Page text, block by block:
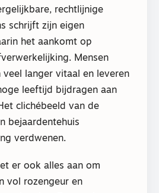
rechtlijnige
schrijft zijn eigen
het aankomt op
Mensen
veel langer vitaal en leveren
leeftijd bijdragen aan
clichébeeld van de
bejaardentehuis
verdwenen.
er ook alles aan om
vol rozengeur en